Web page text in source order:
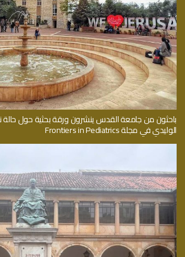
باحثون من جامعة القدس ينشرون ورقة بحثية حول حالة
الوليدي في مجلة Frontiers in Pediatrics